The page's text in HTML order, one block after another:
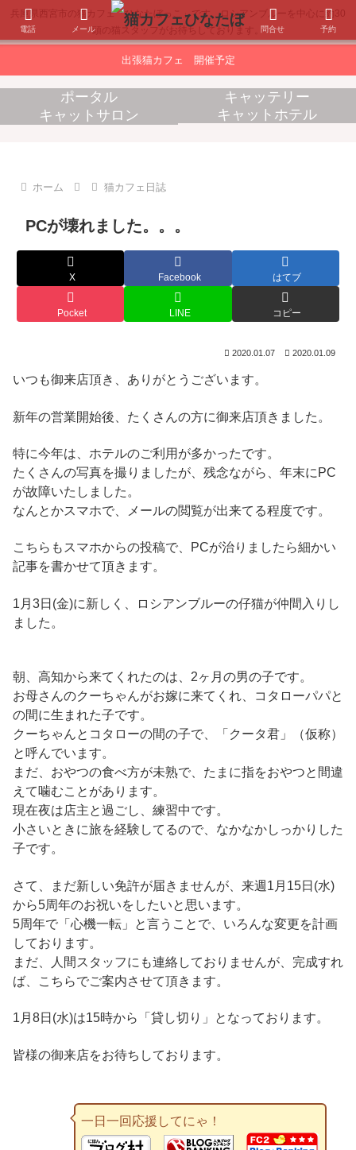
兵庫県西宮市の猫カフェ「ひなたぼっこ」です。ロシアンブルーを中心に約30
頭の猫スタッフがお待ちしております。
出張猫カフェ 開催予定
ポータル
キャッテリー
キャットサロン
キャットホテル
ホーム 猫カフェ日誌
PCが壊れました。。。
X Facebook はてブ
Pocket LINE コピー
2020.01.07 2020.01.09
いつも御来店頂き、ありがとうございます。
新年の営業開始後、たくさんの方に御来店頂きました。
特に今年は、ホテルのご利用が多かったです。
たくさんの写真を撮りましたが、残念ながら、年末にPC
が故障いたしました。
なんとかスマホで、メールの閲覧が出来てる程度です。
こちらもスマホからの投稿で、PCが治りましたら細かい
記事を書かせて頂きます。
1月3日(金)に新しく、ロシアンブルーの仔猫が仲間入りし
ました。
朝、高知から来てくれたのは、2ヶ月の男の子です。
お母さんのクーちゃんがお嫁に来てくれ、コタローパパと
の間に生まれた子です。
クーちゃんとコタローの間の子で、「クータ君」（仮称）
と呼んでいます。
まだ、おやつの食べ方が未熟で、たまに指をおやつと間違
えて噛むことがあります。
現在夜は店主と過ごし、練習中です。
小さいときに旅を経験してるので、なかなかしっかりした
子です。
さて、まだ新しい免許が届きませんが、来週1月15日(水)
から5周年のお祝いをしたいと思います。
5周年で「心機一転」と言うことで、いろんな変更を計画
しております。
まだ、人間スタッフにも連絡しておりませんが、完成すれ
ば、こちらでご案内させて頂きます。
1月8日(水)は15時から「貸し切り」となっております。
皆様の御来店をお待ちしております。
一日一回応援してにゃ！
電話 メール 問合せ 予約